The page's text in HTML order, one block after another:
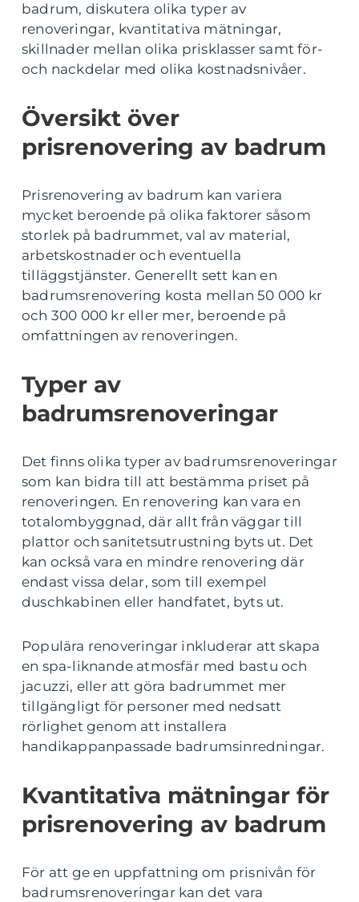
badrum, diskutera olika typer av
renoveringar, kvantitativa mätningar,
skillnader mellan olika prisklasser samt för-
och nackdelar med olika kostnadsnivåer.
Översikt över
prisrenovering av badrum
Prisrenovering av badrum kan variera
mycket beroende på olika faktorer såsom
storlek på badrummet, val av material,
arbetskostnader och eventuella
tilläggstjänster. Generellt sett kan en
badrumsrenovering kosta mellan 50 000 kr
och 300 000 kr eller mer, beroende på
omfattningen av renoveringen.
Typer av
badrumsrenoveringar
Det finns olika typer av badrumsrenoveringar
som kan bidra till att bestämma priset på
renoveringen. En renovering kan vara en
totalombyggnad, där allt från väggar till
plattor och sanitetsutrustning byts ut. Det
kan också vara en mindre renovering där
endast vissa delar, som till exempel
duschkabinen eller handfatet, byts ut.
Populära renoveringar inkluderar att skapa
en spa-liknande atmosfär med bastu och
jacuzzi, eller att göra badrummet mer
tillgängligt för personer med nedsatt
rörlighet genom att installera
handikappanpassade badrumsinredningar.
Kvantitativa mätningar för
prisrenovering av badrum
För att ge en uppfattning om prisnivån för
badrumsrenoveringar kan det vara